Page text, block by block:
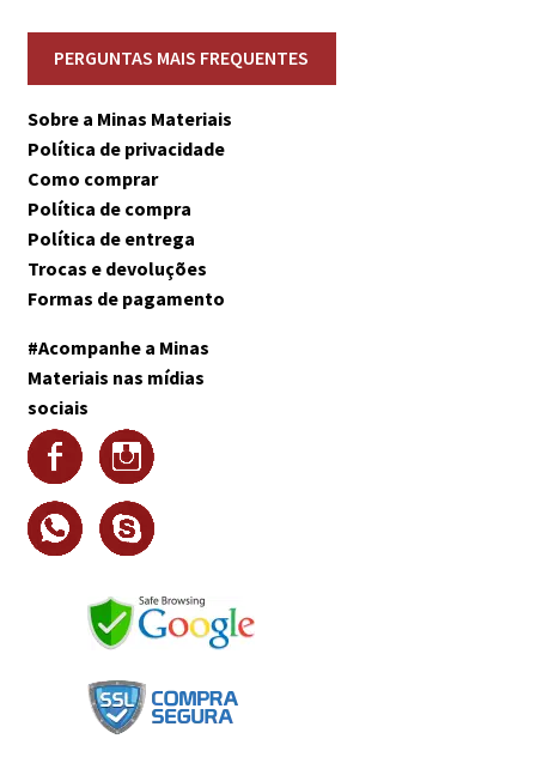
Sobre a Minas Materiais
Política de privacidade
Como comprar
Política de compra
Política de entrega
Trocas e devoluções
Formas de pagamento
#Acompanhe a Minas
Materiais nas mídias
sociais